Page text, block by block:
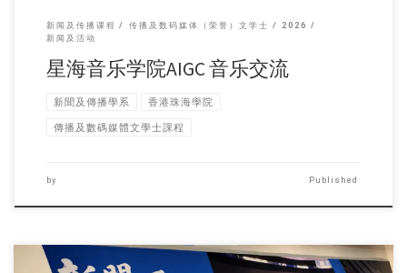
新闻及传播课程 传播及数码媒体（荣誉）文学士
2026
新闻及活动
星海音乐学院AIGC 音乐交流
新聞及傳播學系 香港珠海學院
傳播及數碼媒體文學士課程
by Published